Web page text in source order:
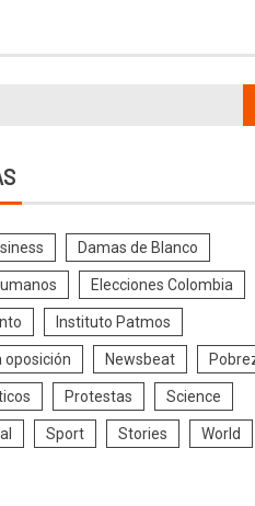
Damas de Blanco
Elecciones Colombia
Instituto Patmos
oposición Newsbeat
Protestas Science
Sport Stories World